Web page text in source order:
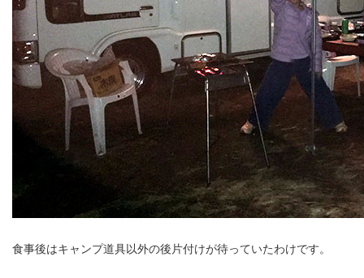
食事後はキャンプ道具以外の後片付けが待っていたわけです。